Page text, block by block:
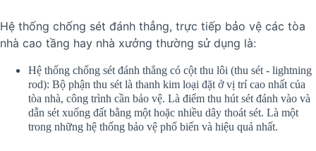
Hệ thống chống sét đánh thẳng, trực tiếp bảo vệ các tòa
nhà cao tầng hay nhà xưởng thường sử dụng là:
Hệ thống chống sét đánh thẳng có cột thu lôi (thu sét - lightning
rod): Bộ phận thu sét là thanh kim loại đặt ở vị trí cao nhất của
tòa nhà, công trình cần bảo vệ. Là điểm thu hút sét đánh vào và
dẫn sét xuống đất bằng một hoặc nhiều dây thoát sét. Là một
trong những hệ thống bảo vệ phổ biến và hiệu quả nhất.